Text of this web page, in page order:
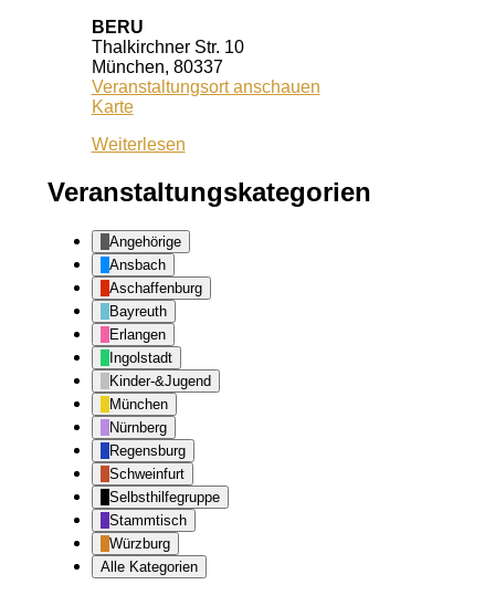
BERU
Thalkirchner Str. 10
München, 80337
Veranstaltungsort anschauen
KarteBERU
Weiterlesen
Veranstaltungskategorien
Angehörige
Ansbach
Aschaffenburg
Bayreuth
Erlangen
Ingolstadt
Kinder-&Jugend
München
Nürnberg
Regensburg
Schweinfurt
Selbsthilfegruppe
Stammtisch
Würzburg
Alle Kategorien